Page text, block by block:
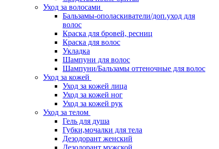
Уход за волосами
Бальзамы-ополаскиватели/доп.уход для
волос
Краска для бровей, ресниц
Краска для волос
Укладка
Шампуни для волос
Шампуни/Бальзамы оттеночные для волос
Уход за кожей
Уход за кожей лица
Уход за кожей ног
Уход за кожей рук
Уход за телом
Гель для душа
Губки,мочалки для тела
Дезодорант женский
Дезодорант мужской